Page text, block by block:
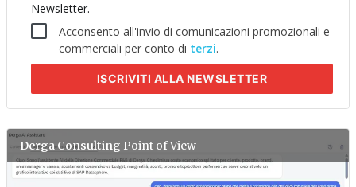
Newsletter.
Acconsento all'invio di comunicazioni promozionali e
commerciali per conto di terzi.
ISCRIVITI ALLA NEWSLETTER
Derga Consulting Point of View